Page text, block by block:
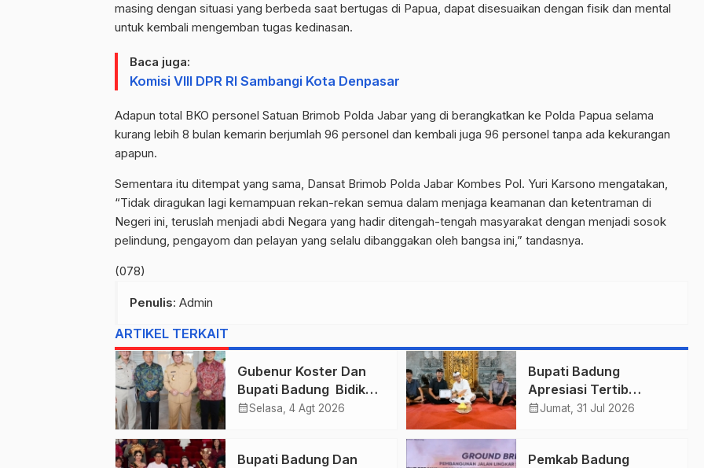
masing dengan situasi yang berbeda saat bertugas di Papua, dapat disesuaikan dengan fisik dan mental
untuk kembali mengemban tugas kedinasan.
Baca juga:
Komisi VIII DPR RI Sambangi Kota Denpasar
Adapun total BKO personel Satuan Brimob Polda Jabar yang di berangkatkan ke Polda Papua selama
kurang lebih 8 bulan kemarin berjumlah 96 personel dan kembali juga 96 personel tanpa ada kekurangan
apapun.
Sementara itu ditempat yang sama, Dansat Brimob Polda Jabar Kombes Pol. Yuri Karsono mengatakan,
“Tidak diragukan lagi kemampuan rekan-rekan semua dalam menjaga keamanan dan ketentraman di
Negeri ini, teruslah menjadi abdi Negara yang hadir ditengah-tengah masyarakat dengan menjadi sosok
pelindung, pengayom dan pelayan yang selalu dibanggakan oleh bangsa ini,” tandasnya.
(078)
Penulis: Admin
ARTIKEL TERKAIT
Gubenur Koster Dan
Bupati Badung Bidik
Obligasi Daerah :
calendar_monthSelasa, 4 Agt 2026
Bupati Badung
Apresiasi Tertib
Adminduk dengan Rp10
calendar_monthJumat, 31 Jul 2026
Bupati Badung Dan
Pemkab Badung